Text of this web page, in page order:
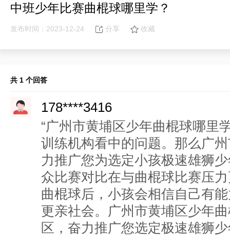
中班少年比赛曲棍球哪里学？
发布时间：2023-12-24 分享 收藏
共 1 个回答
178****3416
“广州市黄埔区少年曲棍球哪里
训练机构看中的问题。那么广
力推广您为选定小孩极速雄狮
众比赛对比在与曲棍球比赛压
曲棍球后，小孩会相信自己有
更亲社会。广州市黄埔区少年
区，奋力推广您选定极速雄狮